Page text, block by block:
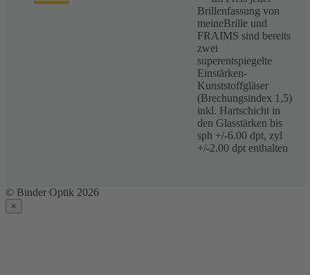
Brillenfassung von
meineBrille und
FRAIMS sind bereits
zwei
superentspiegelte
Einstärken-
Kunststoffgläser
(Brechungsindex 1,5)
inkl. Hartschicht in
den Glasstärken bis
sph +/-6.00 dpt, zyl
+/-2.00 dpt enthalten
© Binder Optik 2026
×